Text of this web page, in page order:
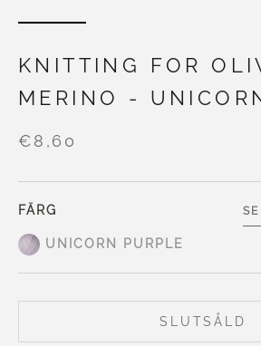
KNITTING FOR
MERINO -
€8,60
FÄRG
UNICORN PURPLE
SLUTSÅLD